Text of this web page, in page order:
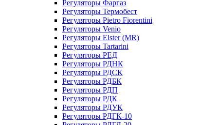
Регуляторы Фаргаз
Регуляторы Термобест
Регуляторы Pietro Fiorentini
Регуляторы Venio
Регуляторы Elster (MR)
Регуляторы Tartarini
Регуляторы РЕД
Регуляторы РДНК
Регуляторы РДСК
Регуляторы РДБК
Регуляторы РДП
Регуляторы РДК
Регуляторы РДУК
Регуляторы РДГК-10